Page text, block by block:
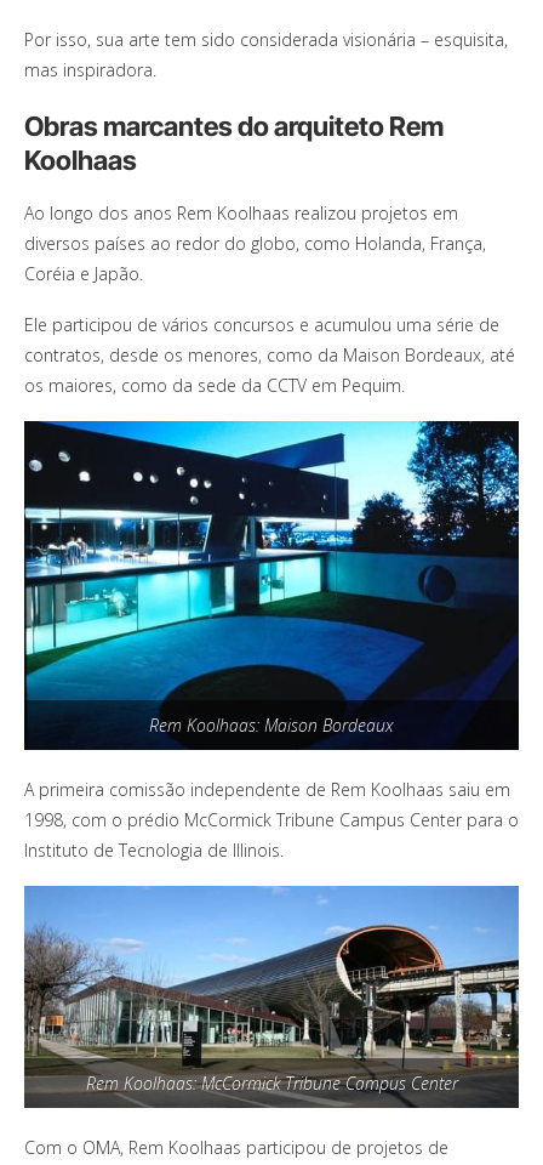
Por isso, sua arte tem sido considerada visionária – esquisita,
mas inspiradora.
Obras marcantes do arquiteto Rem
Koolhaas
Ao longo dos anos Rem Koolhaas realizou projetos em
diversos países ao redor do globo, como Holanda, França,
Coréia e Japão.
Ele participou de vários concursos e acumulou uma série de
contratos, desde os menores, como da Maison Bordeaux, até
os maiores, como da sede da CCTV em Pequim.
Rem Koolhaas: Maison Bordeaux
A primeira comissão independente de Rem Koolhaas saiu em
1998, com o prédio McCormick Tribune Campus Center para o
Instituto de Tecnologia de Illinois.
Rem Koolhaas: McCormick Tribune Campus Center
Com o OMA, Rem Koolhaas participou de projetos de